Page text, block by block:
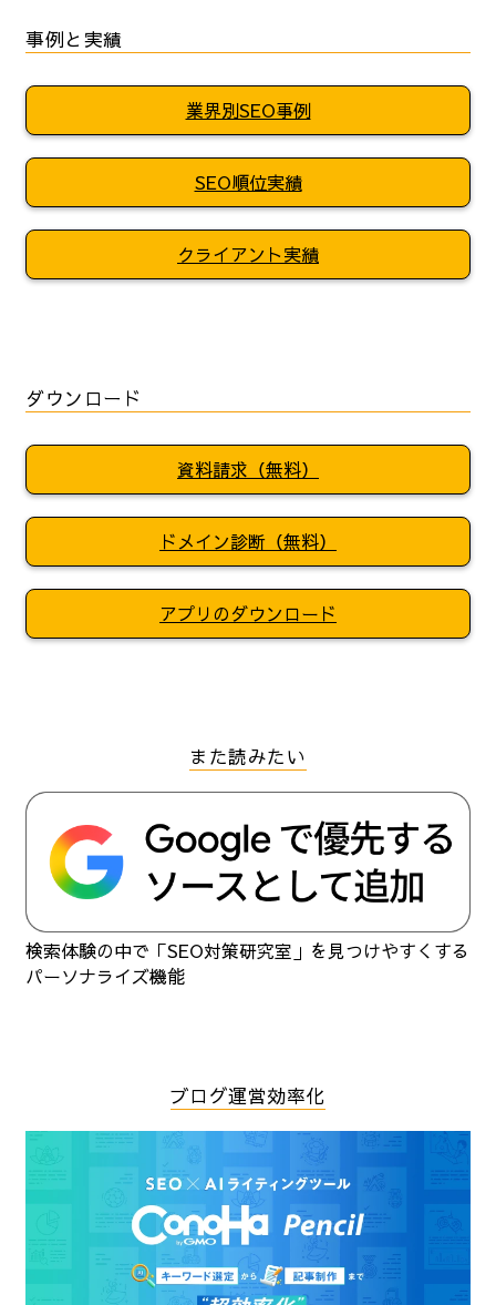
事例と実績
業界別SEO事例
SEO順位実績
クライアント実績
ダウンロード
資料請求（無料）
ドメイン診断（無料）
アプリのダウンロード
また読みたい
検索体験の中で「SEO対策研究室」を見つけやすくする
パーソナライズ機能
ブログ運営効率化